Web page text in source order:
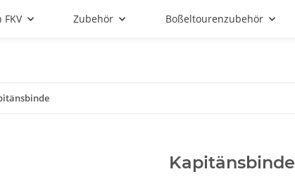
Zubehör Boßeltourenzubehör
Kapitänsbinde